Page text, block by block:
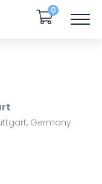
0
Germany